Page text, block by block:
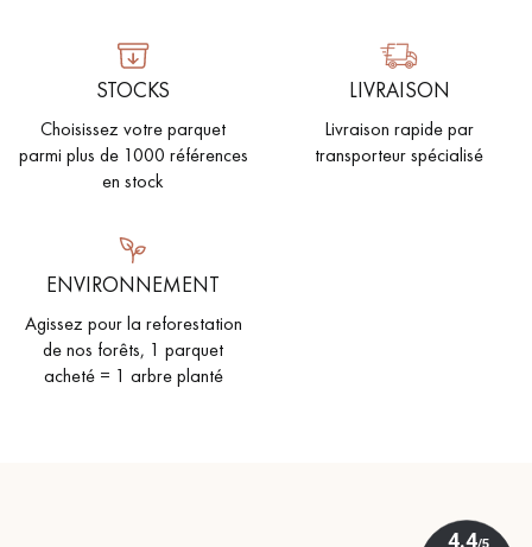
STOCKS
Choisissez votre parquet
parmi plus de 1000 références
en stock
LIVRAISON
Livraison rapide par
transporteur spécialisé
ENVIRONNEMENT
Agissez pour la reforestation
de nos forêts, 1 parquet
acheté = 1 arbre planté